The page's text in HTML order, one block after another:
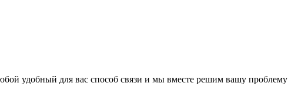
удобный для вас способ связи и мы вместе решим вашу проблему